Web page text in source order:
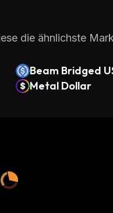
die ähnlichste
Beam Bridged
(Beam)
Metal Dollar